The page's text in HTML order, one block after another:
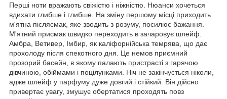
Перші ноти вражають свіжістю і ніжністю. Нюанси хочеться
вдихати глибше і глибше. На зміну першому місці приходить
м'ятна післясмак, яке зводить з розуму, посилює бажання.
М'ятний присмак швидко переходить в зачаровує шлейф.
Амбра, Ветивер, Імбир, як каліфорнійська темрява, що дає
прохолоду після спекотного дня. Це немов приємний
прозорий басейн, в якому палають пристрасті з гарячою
дівчиною, обіймами і поцілунками. Ніч не закінчується ніколи,
адже шлейф у парфуму дуже довгий і стійкий. Він дійсно
привертає увагу, змушує обертатися проходять повз